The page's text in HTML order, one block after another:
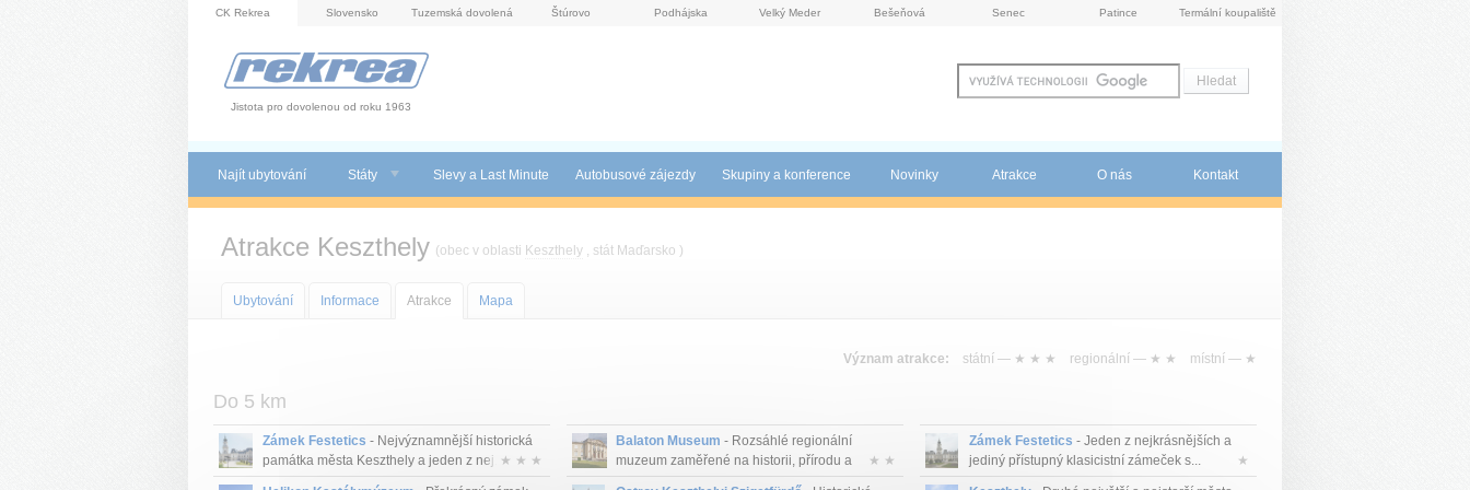
CK Rekrea Slovensko Tuzemská dovolená Štúrovo Podhájska Velký Meder Bešeňová Senec Patince Termální koupaliště
Jistota pro dovolenou od roku 1963
Najít ubytování Státy Slevy a Last Minute Autobusové zájezdy Skupiny a konference Novinky Atrakce O nás Kontakt
Atrakce Keszthely (obec v oblasti Keszthely , stát Maďarsko )
Ubytování Informace Atrakce Mapa
Význam atrakce: státní — ★ ★ ★ regionální — ★ ★ místní — ★
Do 5 km
Zámek Festetics - Nejvýznamnější historická
památka města Keszthely a jeden z nej...★ ★ ★
Balaton Museum - Rozsáhlé regionální
muzeum zaměřené na historii, přírodu a
kultur...
★ ★
Zámek Festetics - Jeden z nejkrásnějších a
jediný přístupný klasicistní zámeček s...
★